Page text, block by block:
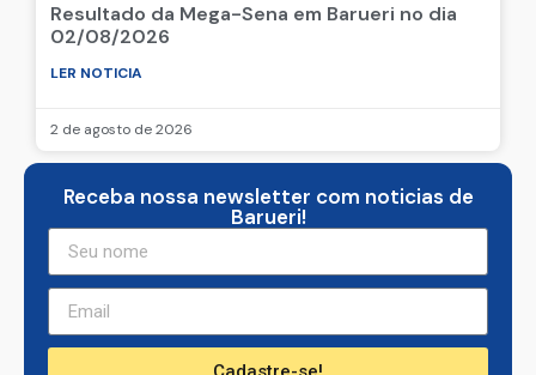
Resultado da Mega-Sena em Barueri no dia
02/08/2026
LER NOTICIA
2 de agosto de 2026
Receba nossa newsletter com noticias de
Barueri!